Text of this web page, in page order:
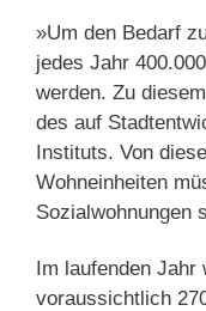
»Um den Bedarf
jedes Jahr
werden. Zu
des auf
Instituts. Von
Wohneinheiten
Sozialwohnungen
Im laufenden Jahr
voraussichtlich